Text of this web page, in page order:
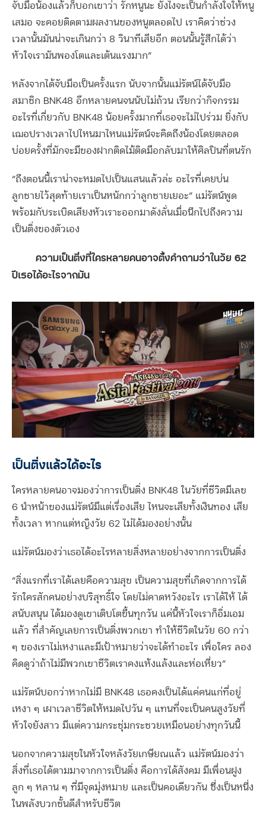
จับมือน้องแล้วก็บอกเขาว่า รักหนูนะ ยังไงจะเป็นกำลังใจให้หนู
เสมอ จะคอยติดตามผลงานของหนูตลอดไป เราคิดว่าช่วง
เวลานั้นมันน่าจะเกินกว่า 8 วินาทีเสียอีก ตอนนั้นรู้สึกได้ว่า
หัวใจเรามันพองโตและเต้นแรงมาก”
หลังจากได้จับมือเป็นครั้งแรก นับจากนั้นแม่รัตน์ได้จับมือ
สมาชิก BNK48 อีกหลายคนจนนับไม่ถ้วน เรียกว่ากิจกรรม
อะไรที่เกี่ยวกับ BNK48 น้อยครั้งมากที่เธอจะไม่ไปร่วม ยิ่งกับ
เฌอปรางเวลาไปไหนมาไหนแม่รัตน์จะคิดถึงน้องโดยตลอด
บ่อยครั้งที่มักจะมีของฝากติดไม้ติดมือกลับมาให้ศิลปินที่ตนรัก
“ถึงตอนนี้เราน่าจะหมดไปเป็นแสนแล้วล่ะ อะไรที่เคยบ่น
ลูกชายไว้สุดท้ายเราเป็นหนักกว่าลูกชายเยอะ” แม่รัตน์พูด
พร้อมกับระเบิดเสียงหัวเราะออกมาดังลั่นเมื่อนึกไปถึงความ
เป็นติ่งของตัวเอง
ความเป็นติ่งที่ใครหลายคนอาจตั้งคำถามว่าในวัย 62
ปีเธอได้อะไรจากมัน
เป็นติ่งแล้วได้อะไร
ใครหลายคนอาจมองว่าการเป็นติ่ง BNK48 ในวัยที่ชีวิตมีเลข
6 นำหน้าของแม่รัตน์มีแต่เรื่องเสีย ไหนจะเสียทั้งเงินทอง เสีย
ทั้งเวลา หากแต่หญิงวัย 62 ไม่ได้มองอย่างนั้น
แม่รัตน์มองว่าเธอได้อะไรหลายสิ่งหลายอย่างจากการเป็นติ่ง
“สิ่งแรกที่เราได้เลยคือความสุข เป็นความสุขที่เกิดจากการได้
รักใครสักคนอย่างบริสุทธิ์ใจ โดยไม่คาดหวังอะไร เราได้ให้ ได้
สนับสนุน ได้มองดูเขาเติบโตขึ้นทุกวัน แค่นี้หัวใจเราก็อิ่มเอม
แล้ว ที่สำคัญเลยการเป็นติ่งพวกเขา ทำให้ชีวิตในวัย 60 กว่า
ๆ ของเราไม่เหงาและมีเป้าหมายว่าจะได้ทำอะไร เพื่อใคร ลอง
คิดดูว่าถ้าไม่มีพวกเขาชีวิตเราคงแห้งแล้งและห่อเหี่ยว”
แม่รัตน์บอกว่าหากไม่มี BNK48 เธอคงเป็นได้แค่คนแก่ที่อยู่
เหงา ๆ เผาเวลาชีวิตให้หมดไปวัน ๆ แทนที่จะเป็นคนสูงวัยที่
หัวใจยังสาว มีแต่ความกระชุ่มกระชวยเหมือนอย่างทุกวันนี้
นอกจากความสุขในหัวใจหลังวัยเกษียณแล้ว แม่รัตน์มองว่า
สิ่งที่เธอได้ตามมาจากการเป็นติ่ง คือการได้สังคม มีเพื่อนฝูง
ลูก ๆ หลาน ๆ ที่มีจุดมุ่งหมาย และเป็นคอเดียวกัน ซึ่งเป็นหนึ่ง
ในพลังบวกชั้นดีสำหรับชีวิต